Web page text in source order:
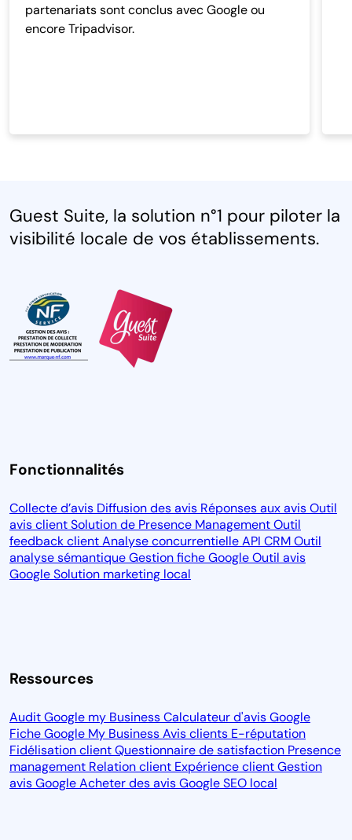
partenariats sont conclus avec Google ou
encore Tripadvisor.
Guest Suite, la solution n°1 pour piloter la
visibilité locale de vos établissements.
Fonctionnalités
Collecte d’avis Diffusion des avis Réponses aux avisOutil
avis clientSolution de Presence ManagementOutil
feedback clientAnalyse concurrentielleAPI CRMOutil
analyse sémantiqueGestion fiche GoogleOutil avis
GoogleSolution marketing local
Ressources
Audit Google my BusinessCalculateur d'avis Google
Fiche Google My BusinessAvis clients E-réputation
Fidélisation clientQuestionnaire de satisfaction Presence
management Relation client Expérience clientGestion
avis GoogleAcheter des avis GoogleSEO local